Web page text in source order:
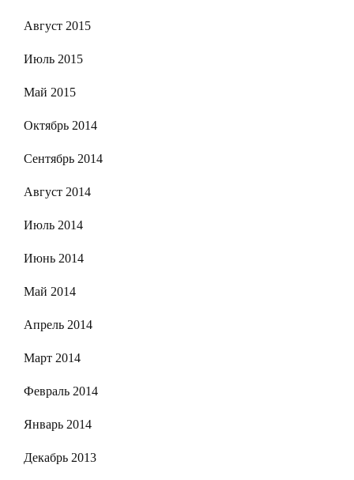
Август 2015
Июль 2015
Май 2015
Октябрь 2014
Сентябрь 2014
Август 2014
Июль 2014
Июнь 2014
Май 2014
Апрель 2014
Март 2014
Февраль 2014
Январь 2014
Декабрь 2013